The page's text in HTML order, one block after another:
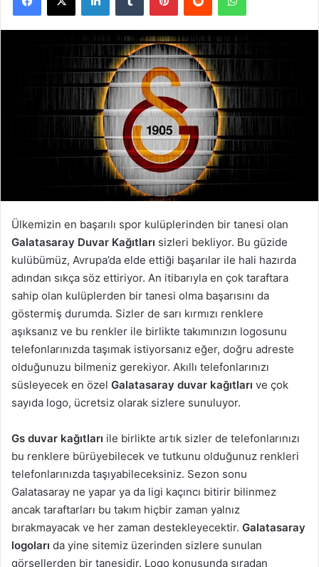
Ülkemizin en başarılı spor kulüplerinden bir tanesi olan
Galatasaray Duvar Kağıtları sizleri bekliyor. Bu güzide
kulübümüz, Avrupa’da elde ettiği başarılar ile hali hazırda
adından sıkça söz ettiriyor. An itibarıyla en çok taraftara
sahip olan kulüplerden bir tanesi olma başarısını da
göstermiş durumda. Sizler de sarı kırmızı renklere
aşıksanız ve bu renkler ile birlikte takımınızın logosunu
telefonlarınızda taşımak istiyorsanız eğer, doğru adreste
olduğunuzu bilmeniz gerekiyor. Akıllı telefonlarınızı
süsleyecek en özel Galatasaray duvar kağıtları ve çok
sayıda logo, ücretsiz olarak sizlere sunuluyor.
Gs duvar kağıtları ile birlikte artık sizler de telefonlarınızı
bu renklere bürüyebilecek ve tutkunu olduğunuz renkleri
telefonlarınızda taşıyabileceksiniz. Sezon sonu
Galatasaray ne yapar ya da ligi kaçıncı bitirir bilinmez
ancak taraftarları bu takım hiçbir zaman yalnız
bırakmayacak ve her zaman destekleyecektir. Galatasaray
logoları da yine sitemiz üzerinden sizlere sunulan
görsellerden bir tanesidir. Logo konusunda sıradan